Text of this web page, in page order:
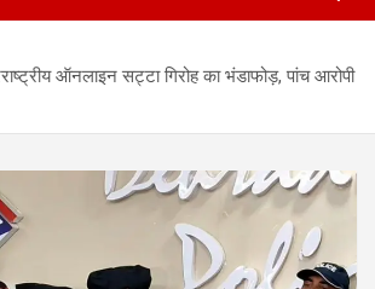
ऑनलाइन सट्टा गिरोह का भंडाफोड़, पांच आरोपी